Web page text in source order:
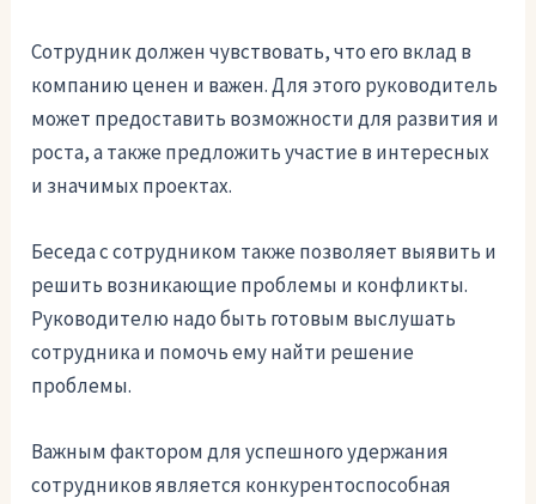
Сотрудник должен чувствовать, что его вклад в
компанию ценен и важен. Для этого руководитель
может предоставить возможности для развития и
роста, а также предложить участие в интересных
и значимых проектах.
Беседа с сотрудником также позволяет выявить и
решить возникающие проблемы и конфликты.
Руководителю надо быть готовым выслушать
сотрудника и помочь ему найти решение
проблемы.
Важным фактором для успешного удержания
сотрудников является конкурентоспособная